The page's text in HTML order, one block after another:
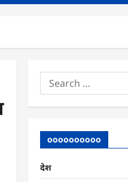
Search
for:
oooooooooo
देश